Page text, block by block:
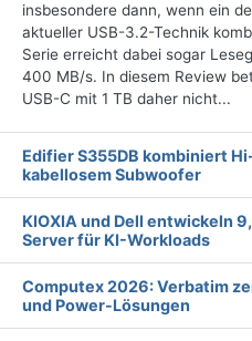
insbesondere dann, wenn ein
aktueller USB-3.2-Technik
Serie erreicht dabei sogar
400 MB/s. In diesem Review
USB-C mit 1 TB daher nicht...
Edifier S355DB kombiniert
kabellosem Subwoofer
KIOXIA und Dell entwickeln
Server für KI-Workloads
Computex 2026: Verbatim
und Power-Lösungen